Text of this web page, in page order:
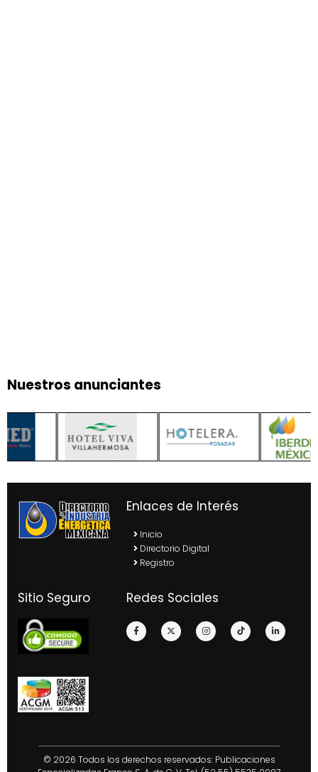
Nuestros anunciantes
Enlaces de Interés
Inicio
Directorio Digital
Registro
Sitio Seguro Redes Sociales
© 2026 Todos los derechos reservados: Publicaciones